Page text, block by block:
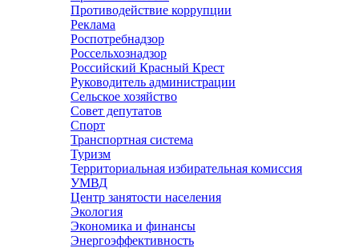
Противодействие коррупции
Реклама
Роспотребнадзор
Россельхознадзор
Российский Красный Крест
Руководитель администрации
Сельское хозяйство
Совет депутатов
Спорт
Транспортная система
Туризм
Территориальная избирательная комиссия
УМВД
Центр занятости населения
Экология
Экономика и финансы
Энергоэффективность